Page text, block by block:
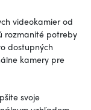
videokamier od
rozmanité potreby
dostupných
kamery pre
svoje